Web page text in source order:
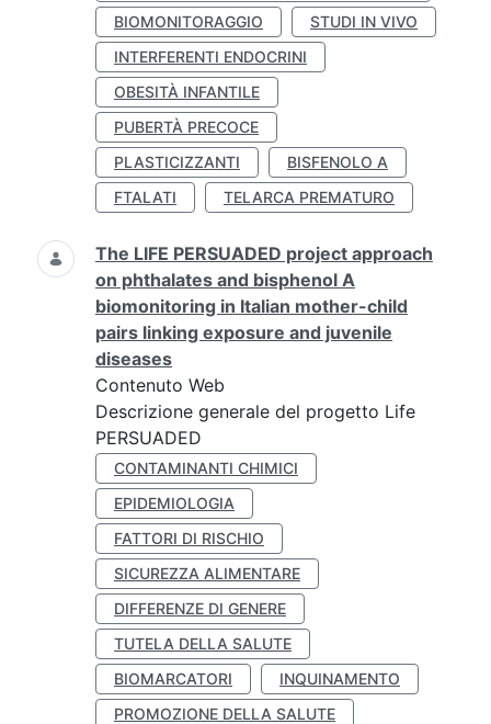
BIOMONITORAGGIO
STUDI IN VIVO
INTERFERENTI ENDOCRINI
OBESITÀ INFANTILE
PUBERTÀ PRECOCE
PLASTICIZZANTI
BISFENOLO A
FTALATI
TELARCA PREMATURO
The LIFE PERSUADED project approach
on phthalates and bisphenol A
biomonitoring in Italian mother-child
pairs linking exposure and juvenile
diseases
Contenuto Web
Descrizione generale del progetto Life
PERSUADED
CONTAMINANTI CHIMICI
EPIDEMIOLOGIA
FATTORI DI RISCHIO
SICUREZZA ALIMENTARE
DIFFERENZE DI GENERE
TUTELA DELLA SALUTE
BIOMARCATORI
INQUINAMENTO
PROMOZIONE DELLA SALUTE